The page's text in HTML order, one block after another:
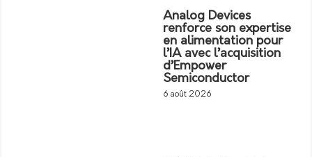
Analog Devices
renforce son expertise
en alimentation pour
l’IA avec l’acquisition
d’Empower
Semiconductor
6 août 2026